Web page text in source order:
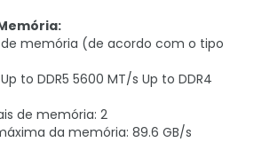
memória (de acordo com o tipo
to DDR5 5600 MT/s Up to DDR4
de memória: 2
da memória: 89.6 GB/s